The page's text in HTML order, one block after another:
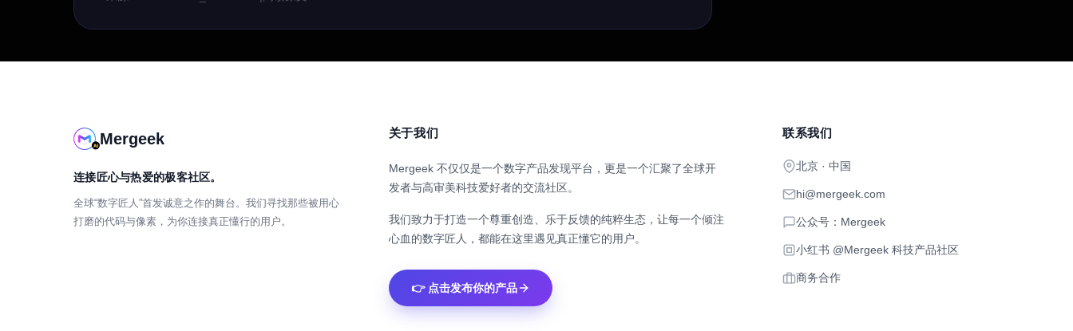
Mergeek
连接匠心与热爱的极客社区。
全球“数字匠人”首发诚意之作的舞台。我们寻找那些被用心
打磨的代码与像素，为你连接真正懂行的用户。
关于我们
Mergeek 不仅仅是一个数字产品发现平台，更是一个汇聚了全球开
发者与高审美科技爱好者的交流社区。
我们致力于打造一个尊重创造、乐于反馈的纯粹生态，让每一个倾注
心血的数字匠人，都能在这里遇见真正懂它的用户。
👉 点击发布你的产品
联系我们
北京 · 中国
hi@mergeek.com
公众号：Mergeek
小红书 @Mergeek 科技产品社区
商务合作